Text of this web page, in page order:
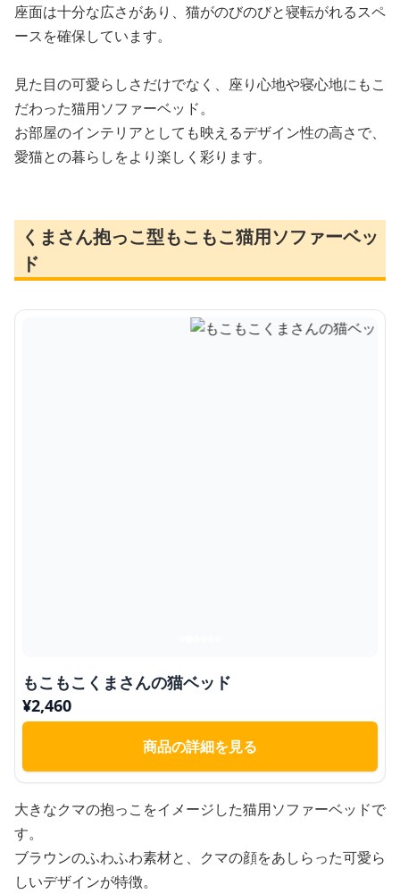
座面は十分な広さがあり、猫がのびのびと寝転がれるスペ
ースを確保しています。
見た目の可愛らしさだけでなく、座り心地や寝心地にもこ
だわった猫用ソファーベッド。
お部屋のインテリアとしても映えるデザイン性の高さで、
愛猫との暮らしをより楽しく彩ります。
くまさん抱っこ型もこもこ猫用ソファーベッ
ド
もこもこくまさんの猫ベッド
¥2,460
商品の詳細を見る
大きなクマの抱っこをイメージした猫用ソファーベッドで
す。
ブラウンのふわふわ素材と、クマの顔をあしらった可愛ら
しいデザインが特徴。